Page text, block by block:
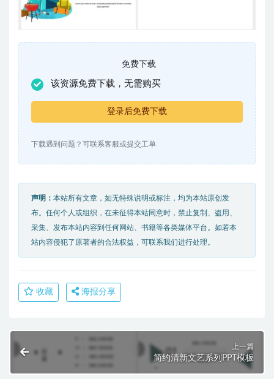
免费下载
该资源免费下载，无需购买
登录后免费下载
下载遇到问题？可联系客服或提交工单
声明： 本站所有文章，如无特殊说明或标注，均为本站原创发
布。任何个人或组织，在未征得本站同意时，禁止复制、盗用、
采集、发布本站内容到任何网站、书籍等各类媒体平台。如若本
站内容侵犯了原著者的合法权益，可联系我们进行处理。
收藏 海报分享
上一篇
简约清新文艺系列PPT模板